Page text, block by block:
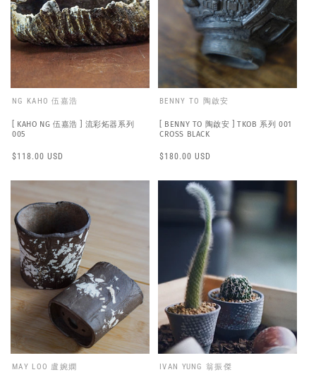
NG KAHO 伍嘉浩
[ KAHO NG 伍嘉浩 ] 流彩炻器系列
005
Regular
$118.00 USD
BENNY TO 陶啟安
[ BENNY TO 陶啟安 ] TKOB 系列 001
CROSS BLACK
Regular
$180.00 USD
MAY LOO 盧婉嫻 IVAN YUNG 翁振傑